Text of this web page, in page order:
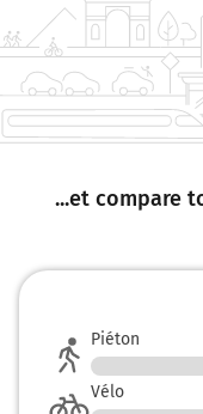
Prendre à
Continuer
CRÉTEIL-
47,3 km
Sortir et
...et compare
Piéton
Vélo